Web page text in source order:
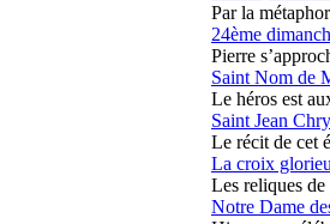
Par la
24ème
Pierre
Saint Nom de
Le héros est
Saint Jean
Le récit de cet
La croix
Les reliques
Notre Dame